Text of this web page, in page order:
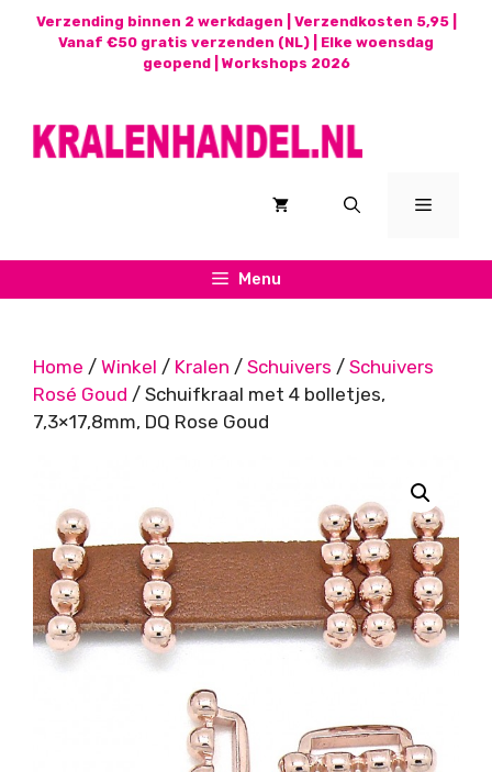
Verzending binnen 2 werkdagen | Verzendkosten 5,95 |
Vanaf €50 gratis verzenden (NL) | Elke woensdag
geopend | Workshops 2026
Menu
Menu
Home / Winkel / Kralen / Schuivers / Schuivers
Rosé Goud / Schuifkraal met 4 bolletjes,
7,3×17,8mm, DQ Rose Goud